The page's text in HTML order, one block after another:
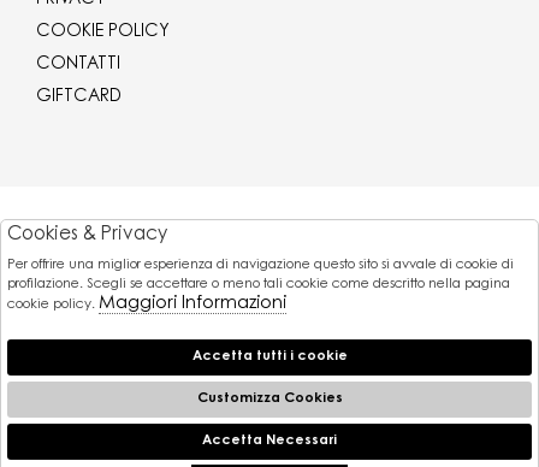
COOKIE POLICY
CONTATTI
GIFTCARD
Atelier
società
Pagamenti
🍪
Cookies & Privacy
Per offrire una miglior esperienza di navigazione questo sito si avvale di cookie di
profilazione. Scegli se accettare o meno tali cookie come descritto nella pagina
cookie policy. Maggiori Informazioni
Accetta tutti i cookie
Customizza Cookies
Accetta Necessari